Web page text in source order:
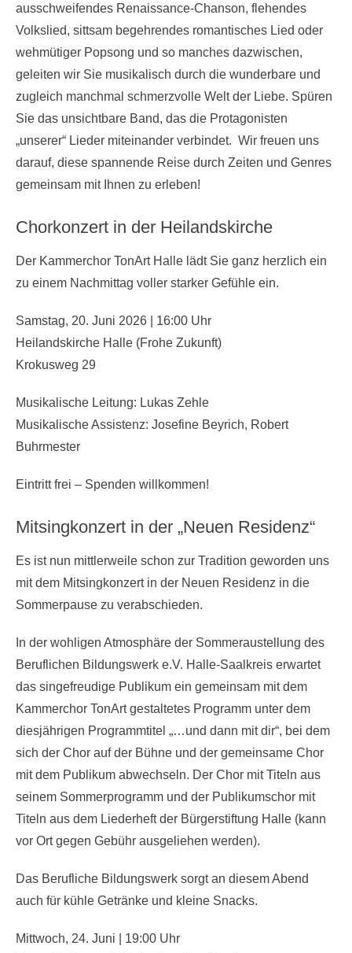
ausschweifendes Renaissance-Chanson, flehendes
Volkslied, sittsam begehrendes romantisches Lied oder
wehmütiger Popsong und so manches dazwischen,
geleiten wir Sie musikalisch durch die wunderbare und
zugleich manchmal schmerzvolle Welt der Liebe. Spüren
Sie das unsichtbare Band, das die Protagonisten
„unserer“ Lieder miteinander verbindet. Wir freuen uns
darauf, diese spannende Reise durch Zeiten und Genres
gemeinsam mit Ihnen zu erleben!
Chorkonzert in der Heilandskirche
Der Kammerchor TonArt Halle lädt Sie ganz herzlich ein
zu einem Nachmittag voller starker Gefühle ein.
Samstag, 20. Juni 2026 | 16:00 Uhr
Heilandskirche Halle (Frohe Zukunft)
Krokusweg 29
Musikalische Leitung: Lukas Zehle
Musikalische Assistenz: Josefine Beyrich, Robert
Buhrmester
Eintritt frei – Spenden willkommen!
Mitsingkonzert in der „Neuen Residenz“
Es ist nun mittlerweile schon zur Tradition geworden uns
mit dem Mitsingkonzert in der Neuen Residenz in die
Sommerpause zu verabschieden.
In der wohligen Atmosphäre der Sommeraustellung des
Beruflichen Bildungswerk e.V. Halle-Saalkreis erwartet
das singefreudige Publikum ein gemeinsam mit dem
Kammerchor TonArt gestaltetes Programm unter dem
diesjährigen Programmtitel „…und dann mit dir“, bei dem
sich der Chor auf der Bühne und der gemeinsame Chor
mit dem Publikum abwechseln. Der Chor mit Titeln aus
seinem Sommerprogramm und der Publikumschor mit
Titeln aus dem Liederheft der Bürgerstiftung Halle (kann
vor Ort gegen Gebühr ausgeliehen werden).
Das Berufliche Bildungswerk sorgt an diesem Abend
auch für kühle Getränke und kleine Snacks.
Mittwoch, 24. Juni | 19:00 Uhr